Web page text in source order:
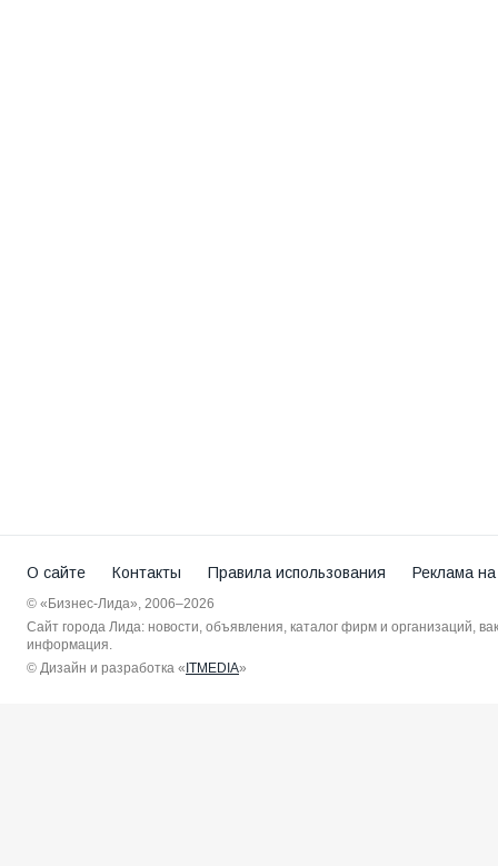
О сайте Контакты Правила использования Реклама
© «Бизнес-Лида», 2006–2026
Сайт города Лида: новости, объявления, каталог фирм и организаций,
информация.
© Дизайн и разработка «ITMEDIA»